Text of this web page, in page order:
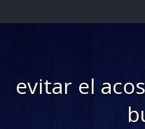
to
evitar el